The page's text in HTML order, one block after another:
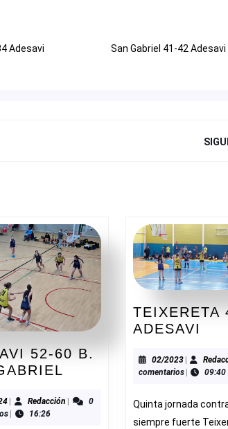
Adesavi San Gabriel 41-42 Adesavi
52-60 B.
60
03/2024Redacción Redacción
0
16:26
TEIXERETA
ADESAVI
50
02/202302/2023
comentarios
09:40
Quinta jornada
siempre fuerte